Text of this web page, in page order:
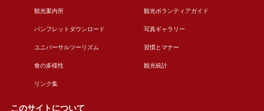
観光案内所 観光ボランティアガイド
パンフレットダウンロード 写真ギャラリー
ユニバーサルツーリズム 習慣とマナー
食の多様性 観光統計
リンク集
このサイトについて